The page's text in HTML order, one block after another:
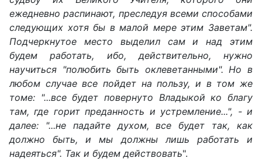
ежедневно распинают, преследуя всеми способами
следующих хотя бы в малой мере этим Заветам".
Подчеркнутое место выделил сам и над этим
будем работать, ибо, действительно, нужно
научиться "полюбить быть оклеветанными". Но в
любом случае все пойдет на пользу, и в том же
томе: "...все будет повернуто Владыкой ко благу
там, где горит преданность и устремление...", - и
далее: "...не падайте духом, все будет так, как
должно быть, и мы должны лишь работать и
надеяться". Так и будем действовать".